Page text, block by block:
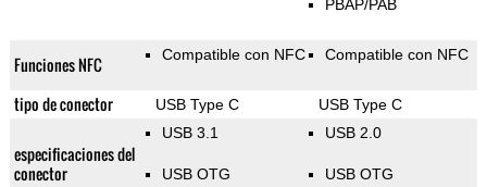
PBAP/PAB
Funciones NFC Compatible con NFC Compatible con NFC
tipo de conector USB Type C USB Type C
especificaciones del
conector
USB 3.1
USB OTG
USB 2.0
USB OTG